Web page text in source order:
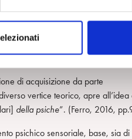
e pre-simbolici che
madre come il ritmo del respiro,
di acquisizione da parte
vertice teorico, apre all’idea
della psiche”. (Ferro, 2016,
psichico sensoriale, base, sia di